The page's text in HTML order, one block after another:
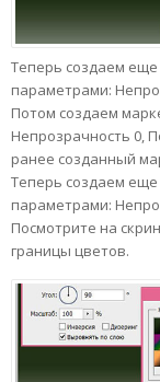
Теперь создаем
параметрами:
Потом создаем
Непрозрачность 0,
ранее созданный
Теперь создаем
параметрами:
Посмотрите на
границы цветов.